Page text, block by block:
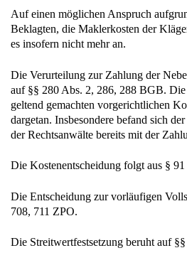
Auf einen möglichen Anspruch
Beklagten, die Maklerkosten der
es insofern nicht mehr an.
Die Verurteilung zur Zahlung der
auf §§ 280 Abs. 2, 286, 288 BGB.
geltend gemachten vorgerichtlichen
dargetan. Insbesondere befand sich
der Rechtsanwälte bereits mit der
Die Kostenentscheidung folgt aus §
Die Entscheidung zur vorläufigen
708, 711 ZPO.
Die Streitwertfestsetzung beruht auf